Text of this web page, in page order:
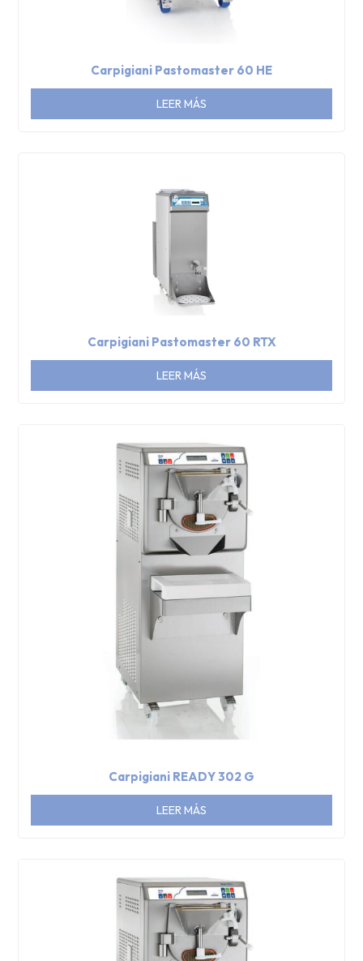
Carpigiani Pastomaster 60 HE
LEER MÁS
Carpigiani Pastomaster 60 RTX
LEER MÁS
Carpigiani READY 302 G
LEER MÁS